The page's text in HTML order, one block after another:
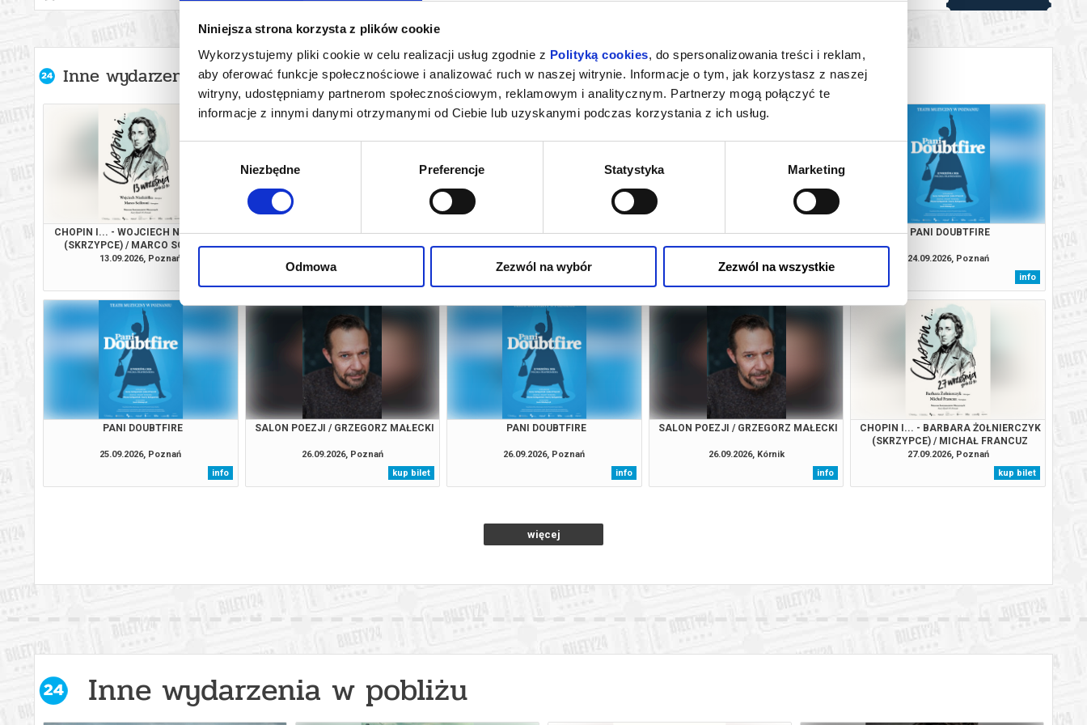
Niniejsza strona korzysta z plików cookie
Wykorzystujemy pliki cookie w celu realizacji usług zgodnie z Polityką cookies, do spersonalizowania treści i reklam,
aby oferować funkcje społecznościowe i analizować ruch w naszej witrynie. Informacje o tym, jak korzystasz z naszej
witryny, udostępniamy partnerom społecznościowym, reklamowym i analitycznym. Partnerzy mogą połączyć te
informacje z innymi danymi otrzymanymi od Ciebie lub uzyskanymi podczas korzystania z ich usług.
Niezbędne Preferencje Statystyka Marketing
Odmowa Zezwól na wybór Zezwól na wszystkie
Inne wydarzenia organizatora
CHOPIN I... - WOJCIECH NIEDZIÓŁKA
(SKRZYPCE) / MARCO SCILIRONI
(FORTEPIAN)
13.09.2026, Poznań
PANI DOUBTFIRE PANI DOUBTFIRE PANI DOUBTFIRE PANI DOUBTFIRE
24.09.2026, Poznań
info
PANI DOUBTFIRE
25.09.2026, Poznań
info
SALON POEZJI / GRZEGORZ MAŁECKI
26.09.2026, Poznań
kup bilet
PANI DOUBTFIRE
26.09.2026, Poznań
info
SALON POEZJI / GRZEGORZ MAŁECKI
26.09.2026, Kórnik
info
CHOPIN I... - BARBARA ŻOŁNIERCZYK
(SKRZYPCE) / MICHAŁ FRANCUZ
(FORTEPIAN)
27.09.2026, Poznań
kup bilet
więcej
Inne wydarzenia w pobliżu